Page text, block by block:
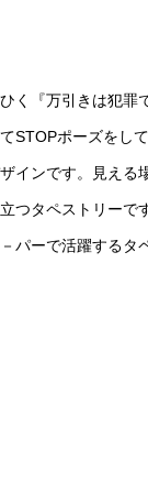
く『万引きは犯罪
STOPポーズをし
インです。見える
つタペストリーです
パーで活躍するタ